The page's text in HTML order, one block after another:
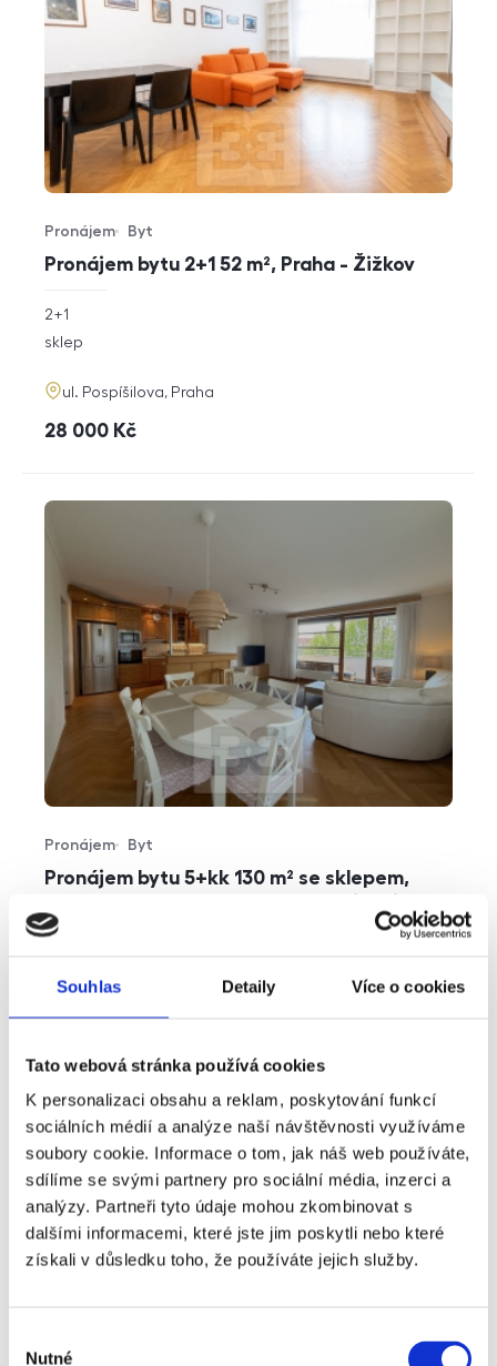
Souhlas Detaily Více o cookies
Tato webová stránka používá cookies
K personalizaci obsahu a reklam, poskytování funkcí
sociálních médií a analýze naší návštěvnosti využíváme
soubory cookie. Informace o tom, jak náš web používáte,
sdílíme se svými partnery pro sociální média, inzerci a
analýzy. Partneři tyto údaje mohou zkombinovat s
dalšími informacemi, které jste jim poskytli nebo které
získali v důsledku toho, že používáte jejich služby.
Nutné
Pronájem bytu 2+1 52 m², Praha - Žižkov
Typ nabídky
Pronájem
Typ nemovitosti
Byt
rozměry
2+1
funkce
sklep
adresa
ul. Pospíšilova, Praha
cena
28 000 Kč
Pronájem bytu 5+kk 130 m² se sklepem,
Typ nabídky
Pronájem
Typ nemovitosti
Byt
funkce
parkování sklep výtah
cena
49 000 Kč